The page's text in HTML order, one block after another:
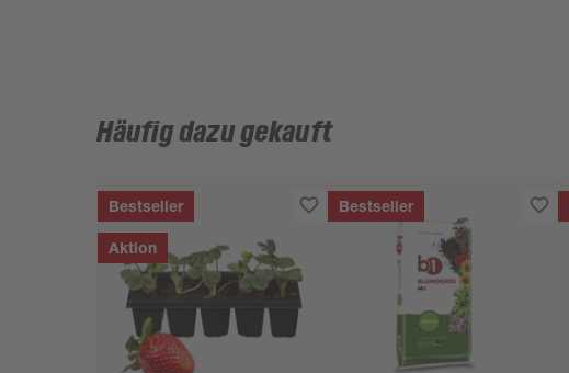
Häufig dazu gekauft
Bestseller
Aktion
Bestseller